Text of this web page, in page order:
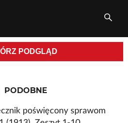
PODGLĄD
PODOBNE
poświęcony sprawom